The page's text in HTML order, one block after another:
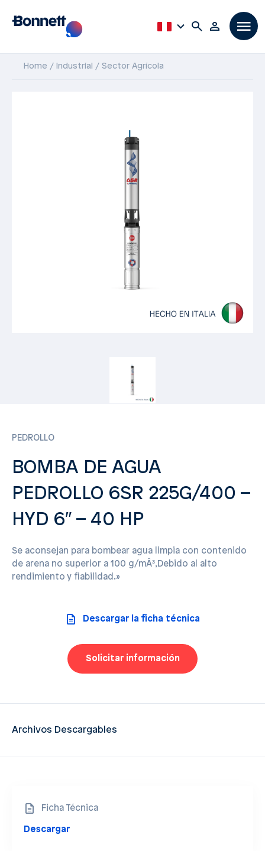
Home Industrial Sector Agrícola
PEDROLLO
BOMBA DE AGUA
PEDROLLO 6SR 225G/400 –
HYD 6″ – 40 HP
Se aconsejan para bombear agua limpia con contenido
de arena no superior a 100 g/mÂ³,Debido al alto
rendimiento y fiabilidad.»
Descargar la ficha técnica
Solicitar información
Archivos Descargables
Ficha Técnica
Descargar